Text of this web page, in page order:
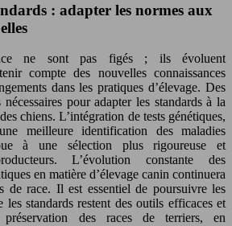
: adapter les normes aux
ne sont pas figés ; ils évoluent
compte des nouvelles connaissances
dans les pratiques d’élevage. Des
pour adapter les standards à la
chiens. L’intégration de tests génétiques,
meilleure identification des maladies
à une sélection plus rigoureuse et
L’évolution constante des
en matière d’élevage canin continuera
de race. Il est essentiel de poursuivre les
standards restent des outils efficaces et
des races de terriers, en